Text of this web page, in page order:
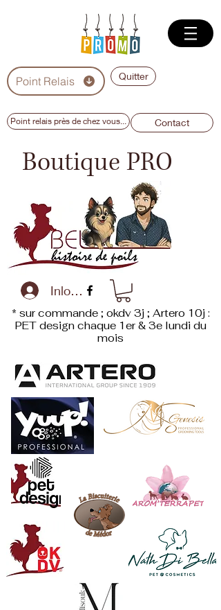
Point Relais Quitter
Point relais près de chez vous... Contact
Boutique PRO
Inloggen
* sur commande ; okdv 3j ; Artero 10j :
PET designchaque 1er & 3e lundi du
mois